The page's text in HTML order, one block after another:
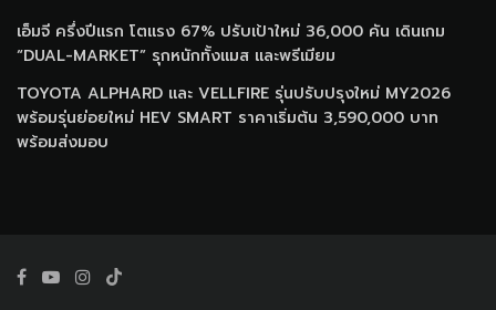
เอ็มจี ครึ่งปีแรก โตแรง 67% ปรับเป้าใหม่ 36,000 คัน เดินเกม
“DUAL-MARKET” รุกหนักทั้งแมส และพรีเมียม
TOYOTA ALPHARD และ VELLFIRE รุ่นปรับปรุงใหม่ MY2026
พร้อมรุ่นย่อยใหม่ HEV SMART ราคาเริ่มต้น 3,590,000 บาท
พร้อมส่งมอบ